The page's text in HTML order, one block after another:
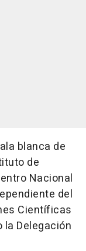
blanca de
de
Nacional
del
Científicas
la Delegación